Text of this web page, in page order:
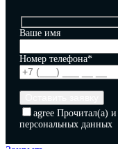
Ваше имя
Номер телефона*
agree Прочитал(а) и
персональных данных